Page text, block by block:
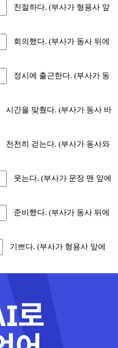
친절하다. (부사가 형용사 앞
회의했다. (부사가 동사 뒤에
정시에 출근한다. (부사가 동
시간을 맞췄다. (부사가 동사 바
천천히 걷는다. (부사가 동사와
웃는다. (부사가 문장 맨 앞에
준비했다. (부사가 동사 뒤에
기쁘다. (부사가 형용사 앞에